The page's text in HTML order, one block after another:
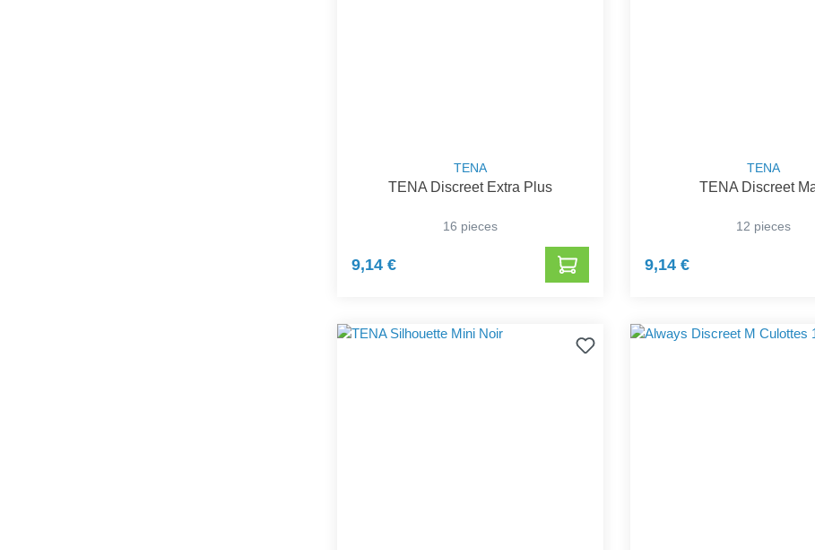
TENA
TENA Discreet Extra Plus
16 pieces
9,14 €
TENA
TENA Discreet
12 pieces
9,14 €